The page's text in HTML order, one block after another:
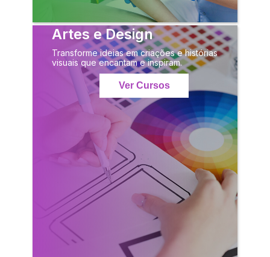
Artes e Design
Transforme ideias em criações e histórias
visuais que encantam e inspiram.
Ver Cursos